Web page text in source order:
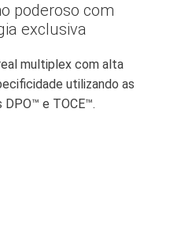
poderoso com
exclusiva
multiplex com alta
utilizando as
e TOCE™.